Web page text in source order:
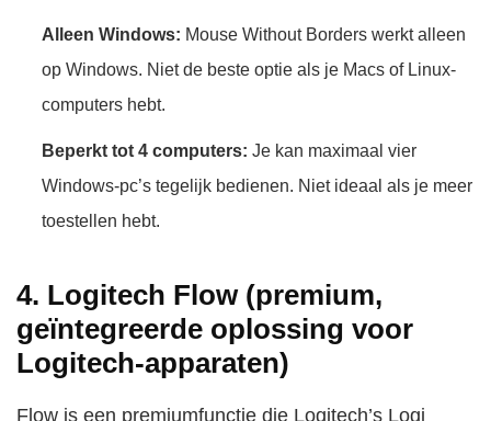
Alleen Windows: Mouse Without Borders werkt alleen
op Windows. Niet de beste optie als je Macs of Linux-
computers hebt.
Beperkt tot 4 computers: Je kan maximaal vier
Windows-pc’s tegelijk bedienen. Niet ideaal als je meer
toestellen hebt.
4. Logitech Flow (premium,
geïntegreerde oplossing voor
Logitech-apparaten)
Flow is een premiumfunctie die Logitech’s Logi